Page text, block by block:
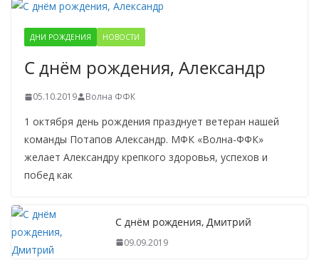
ДНИ РОЖДЕНИЯ НОВОСТИ
С днём рождения, Александр
05.10.2019 Волна ФФК
1 октября день рождения празднует ветеран нашей
команды Потапов Александр. МФК «Волна-ФФК»
желает Александру крепкого здоровья, успехов и
побед как
С днём рождения, Дмитрий
09.09.2019